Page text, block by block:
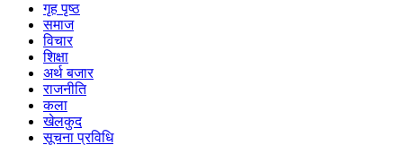
गृह पृष्ठ
समाज
विचार
शिक्षा
अर्थ बजार
राजनीति
कला
खेलकुद
सूचना प्रविधि